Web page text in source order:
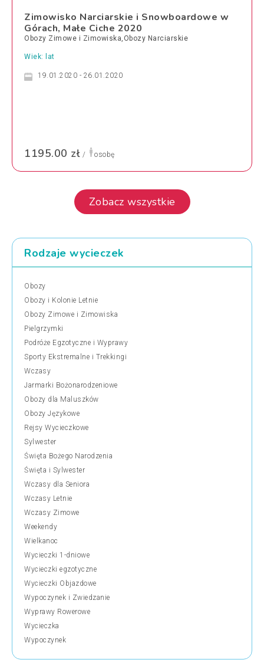
Zimowisko Narciarskie i Snowboardowe w
Górach, Małe Ciche 2020
Obozy Zimowe i Zimowiska,Obozy Narciarskie
Wiek: lat
19.01.2020 - 26.01.2020
1195.00 zł / osobę
Zobacz wszystkie
Rodzaje wycieczek
Obozy
Obozy i Kolonie Letnie
Obozy Zimowe i Zimowiska
Pielgrzymki
Podróże Egzotyczne i Wyprawy
Sporty Ekstremalne i Trekkingi
Wczasy
Jarmarki Bożonarodzeniowe
Obozy dla Maluszków
Obozy Językowe
Rejsy Wycieczkowe
Sylwester
Święta Bożego Narodzenia
Święta i Sylwester
Wczasy dla Seniora
Wczasy Letnie
Wczasy Zimowe
Weekendy
Wielkanoc
Wycieczki 1-dniowe
Wycieczki egzotyczne
Wycieczki Objazdowe
Wypoczynek i Zwiedzanie
Wyprawy Rowerowe
Wycieczka
Wypoczynek